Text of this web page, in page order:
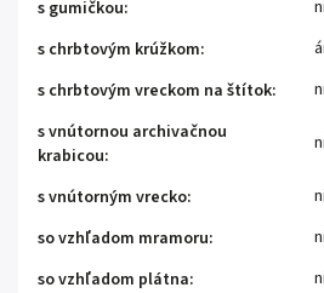
s gumičkou:
s chrbtovým krúžkom:
s chrbtovým vreckom na štítok:
s vnútornou archivačnou
krabicou:
s vnútorným vrecko:
so vzhľadom mramoru:
so vzhľadom plátna: